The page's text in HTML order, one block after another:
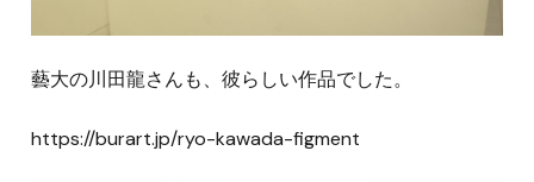
藝大の川田龍さんも、彼らしい作品でした。
https://burart.jp/ryo-kawada-figment